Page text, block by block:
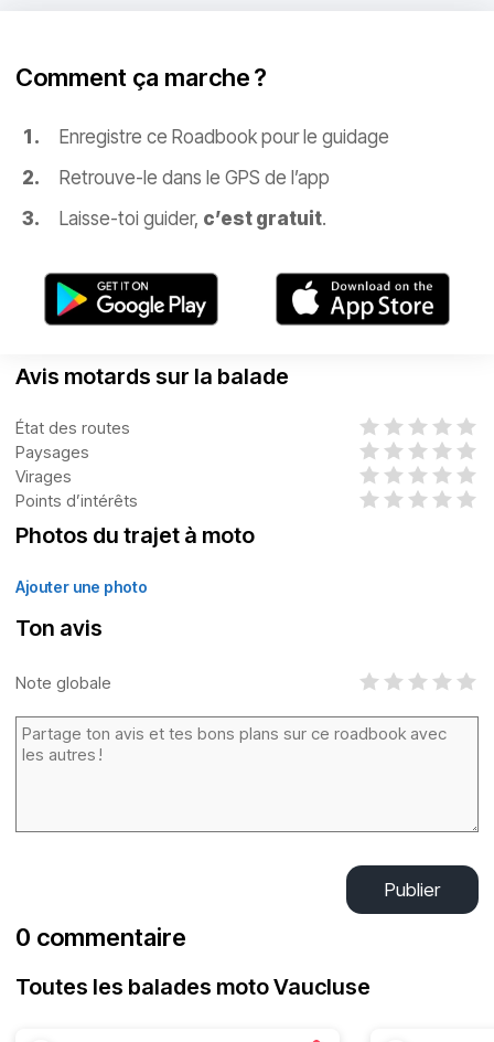
Comment ça marche ?
Enregistre ce Roadbook pour le guidage
Retrouve-le dans le GPS de l’app
Laisse-toi guider, c’est gratuit.
Avis motards sur la balade
État des routes
Paysages
Virages
Points d’intérêts
Photos du trajet à moto
Ajouter une photo
Ton avis
Note globale
Publier
0 commentaire
Toutes les balades moto Vaucluse